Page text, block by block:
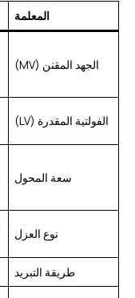
المعلمة
الجهد المقنن (MV)
الفولتية المقدرة (LV)
سعة المحول
نوع العزل
طريقة التبريد